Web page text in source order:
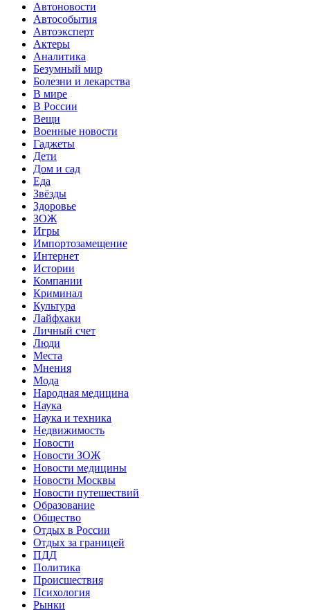
Автоновости
Автособытия
Автоэксперт
Актеры
Аналитика
Безумный мир
Болезни и лекарства
В мире
В России
Вещи
Военные новости
Гаджеты
Дети
Дом и сад
Еда
Звёзды
Здоровье
ЗОЖ
Игры
Импортозамещение
Интернет
Истории
Компании
Криминал
Культура
Лайфхаки
Личный счет
Люди
Места
Мнения
Мода
Народная медицина
Наука
Наука и техника
Недвижимость
Новости
Новости ЗОЖ
Новости медицины
Новости Москвы
Новости путешествий
Образование
Общество
Отдых в России
Отдых за границей
ПДД
Политика
Происшествия
Психология
Рынки